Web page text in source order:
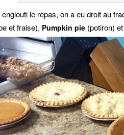
le repas, on a eu droit au
et fraise), Pumpkin pie (potiron)